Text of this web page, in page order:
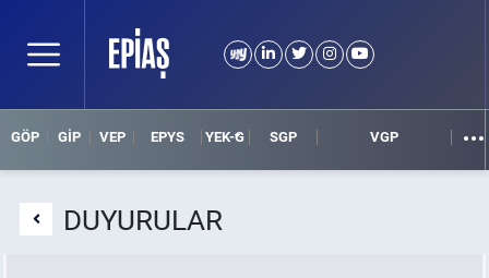
GÖP GİP VEP EPYS YEK-G SGP VGP
DUYURULAR